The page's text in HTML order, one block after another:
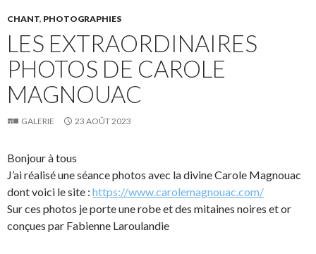
CHANT, PHOTOGRAPHIES
LES EXTRAORDINAIRES
PHOTOS DE CAROLE
MAGNOUAC
GALERIE 23 AOÛT 2023
Bonjour à tous
J’ai réalisé une séance photos avec la divine Carole Magnouac
dont voici le site : https://www.carolemagnouac.com/
Sur ces photos je porte une robe et des mitaines noires et or
conçues par Fabienne Laroulandie